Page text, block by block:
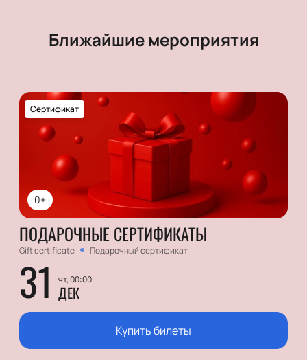
Ближайшие мероприятия
0+
Сертификат
ПОДАРОЧНЫЕ СЕРТИФИКАТЫ
Gift certificate Подарочный сертификат
31 чт, 00:00
ДЕК
Купить билеты